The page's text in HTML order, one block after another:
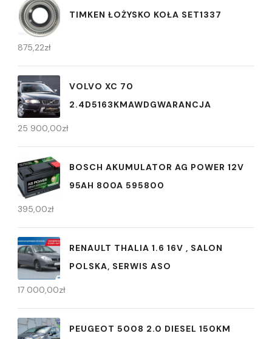
TIMKEN ŁOŻYSKO KOŁA SET1337
875,22zł
VOLVO XC 70
2.4D5163KMAWDGWARANCJA
25 900,00zł
BOSCH AKUMULATOR AG POWER 12V
95AH 800A 595800
395,00zł
RENAULT THALIA 1.6 16V , SALON
POLSKA, SERWIS ASO
17 000,00zł
PEUGEOT 5008 2.0 DIESEL 150KM